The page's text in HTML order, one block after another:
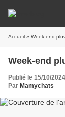
Accueil » Week-end
Week-end
Publié le 15/10/
Par Mamychats